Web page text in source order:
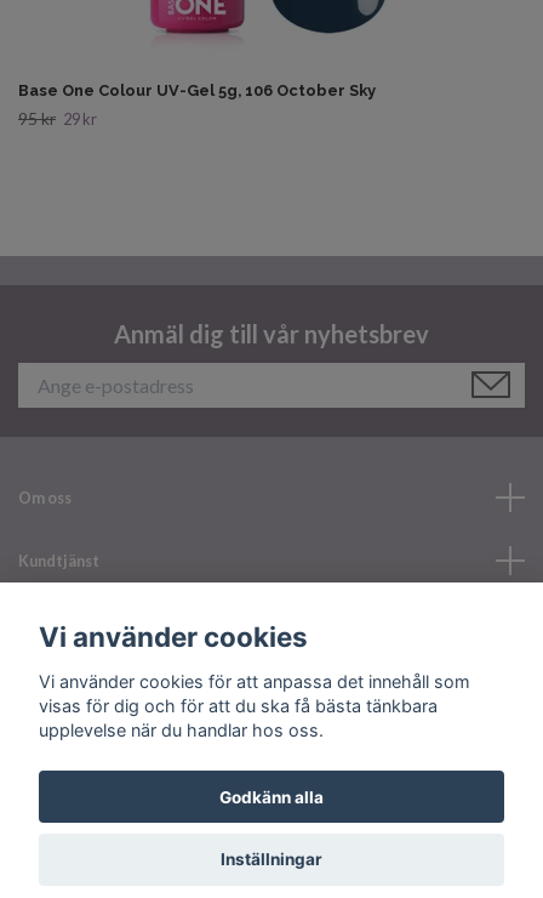
Base One Colour UV-Gel 5g, 106 October Sky
95 kr 29 kr
Anmäl dig till vår nyhetsbrev
Om oss
Kundtjänst
Läs mer
Sociala medier
© 2026 Your Nailerystore
Vi använder cookies
Vi använder cookies för att anpassa det innehåll som
visas för dig och för att du ska få bästa tänkbara
upplevelse när du handlar hos oss.
Godkänn alla
Inställningar